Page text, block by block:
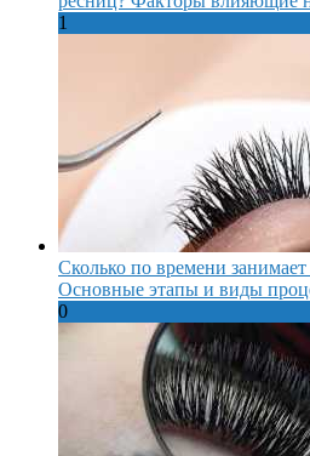
1
Сколько по времени
Основные этапы и виды
0